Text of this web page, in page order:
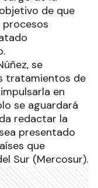
de que
procesos
se
tratamientos de
en
se aguardará
redactar la
presentado
que
Sur (Mercosur).